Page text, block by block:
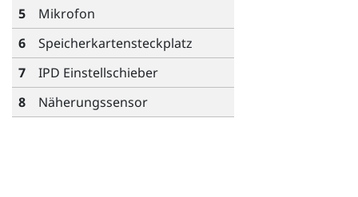
5
Mikrofon
6
Speicherkartensteckplatz
7
IPD Einstellschieber
8
Näherungssensor